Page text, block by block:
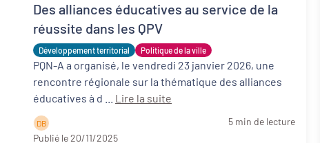
Développement territorial Politique de la ville
Des alliances éducatives au service de la
réussite dans les QPV
PQN-A a organisé, le vendredi 23 janvier 2026, une
rencontre régionale sur la thématique des alliances
Lire la suite
D B
5 min de lecture
Publié le 20/11/2025